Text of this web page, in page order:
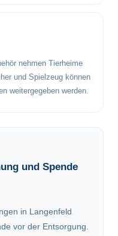
nehmen Tierheime
und Spielzeug können
weitergegeben werden.
und Spende
in Langenfeld
vor der Entsorgung.